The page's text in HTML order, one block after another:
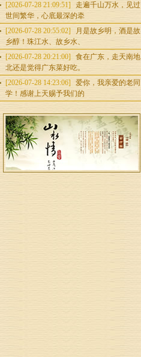
[2026-07-28 21:09:51]
走遍千山万水，见过
世间繁华，心底最深的牵
[2026-07-28 20:55:02]
月是故乡明，酒是故
乡醇！珠江水、故乡水、
[2026-07-28 20:21:00]
食在广东，走天南地
北还是觉得广东菜好吃。
[2026-07-28 14:23:06]
爱你，我亲爱的老同
学！感谢上天赐予我们的